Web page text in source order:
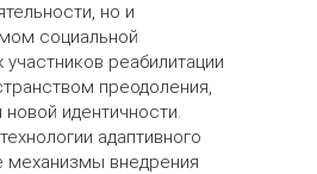
но и
социальной
участников реабилитации
преодоления,
идентичности.
адаптивного
механизмы внедрения